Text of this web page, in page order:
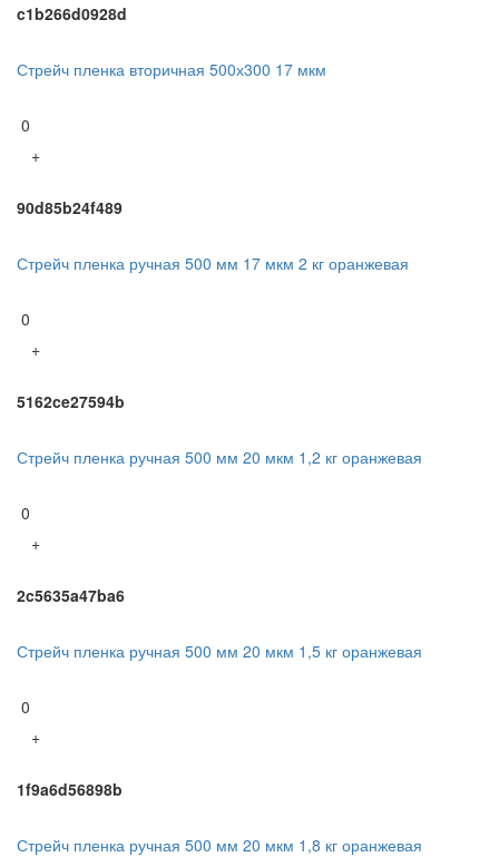
c1b266d0928d
Стрейч пленка вторичная 500х300 17 мкм
0
+
90d85b24f489
Стрейч пленка ручная 500 мм 17 мкм 2 кг оранжевая
0
+
5162ce27594b
Стрейч пленка ручная 500 мм 20 мкм 1,2 кг оранжевая
0
+
2c5635a47ba6
Стрейч пленка ручная 500 мм 20 мкм 1,5 кг оранжевая
0
+
1f9a6d56898b
Стрейч пленка ручная 500 мм 20 мкм 1,8 кг оранжевая